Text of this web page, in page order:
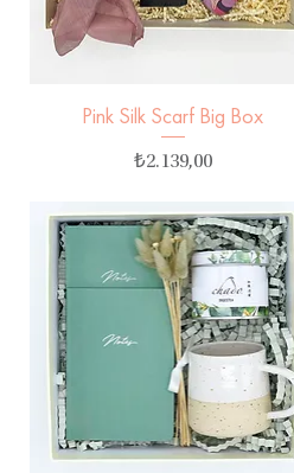
Hızlı Bakış
Pink Silk Scarf Big Box
Fiyat
₺2.139,00